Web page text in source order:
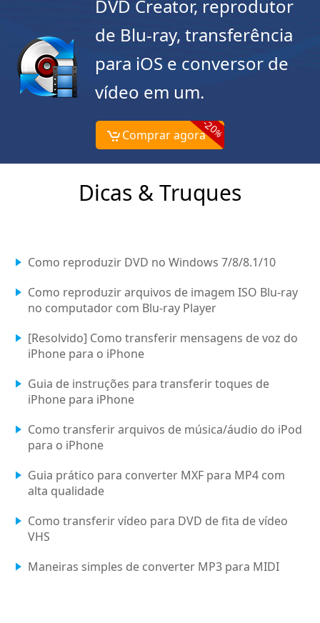
DVD Creator, reprodutor
de Blu-ray, transferência
para iOS e conversor de
vídeo em um.
Comprar agora-20
%
Dicas & Truques
Como reproduzir DVD no Windows 7/8/8.1/10
Como reproduzir arquivos de imagem ISO Blu-ray
no computador com Blu-ray Player
[Resolvido] Como transferir mensagens de voz do
iPhone para o iPhone
Guia de instruções para transferir toques de
iPhone para iPhone
Como transferir arquivos de música/áudio do iPod
para o iPhone
Guia prático para converter MXF para MP4 com
alta qualidade
Como transferir vídeo para DVD de fita de vídeo
VHS
Maneiras simples de converter MP3 para MIDI